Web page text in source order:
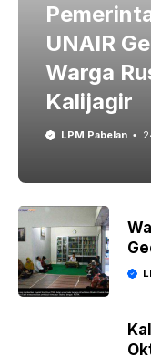
UNAIR
Warga
Kalijagir
LPM Pabelan